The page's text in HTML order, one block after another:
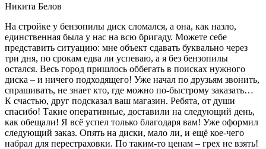
Никита Белов
На стройке у бензопилы диск сломался, а она, как назло,
единственная была у нас на всю бригаду. Можете себе
представить ситуацию: мне объект сдавать буквально через
три дня, по срокам едва ли успеваю, а я без бензопилы
остался. Весь город пришлось оббегать в поисках нужного
диска – и ничего подходящего! Уже начал по друзьям звонить,
спрашивать, не знает кто, где можно по-быстрому заказать…
К счастью, друг подсказал ваш магазин. Ребята, от души
спасибо! Такие оперативные, доставили на следующий день,
как обещали! Я всё успел только благодаря вам! Уже оформил
следующий заказ. Опять на диски, мало ли, и ещё кое-чего
набрал для перестраховки. По таким-то ценам – грех не взять!